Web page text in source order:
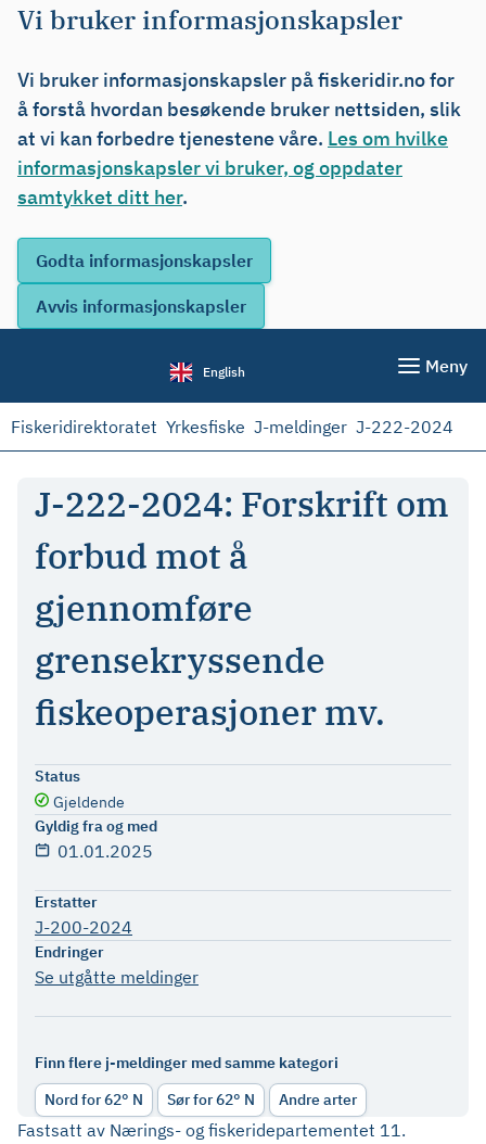
Vi bruker informasjonskapsler
Vi bruker informasjonskapsler på fiskeridir.no for
å forstå hvordan besøkende bruker nettsiden, slik
at vi kan forbedre tjenestene våre. Les om hvilke
informasjonskapsler vi bruker, og oppdater
samtykket ditt her.
English Meny
Fiskeridirektoratet Yrkesfiske J-meldinger J-222-2024
J-222-2024: Forskrift om
forbud mot å
gjennomføre
grensekryssende
fiskeoperasjoner mv.
Status
Gjeldende
Gyldig fra og med
01.01.2025
Erstatter
J-200-2024
Endringer
Se utgåtte meldinger
Finn flere j-meldinger med samme kategori
Nord for 62° N
Sør for 62° N Andre arter
Fastsatt av Nærings- og fiskeridepartementet 11.